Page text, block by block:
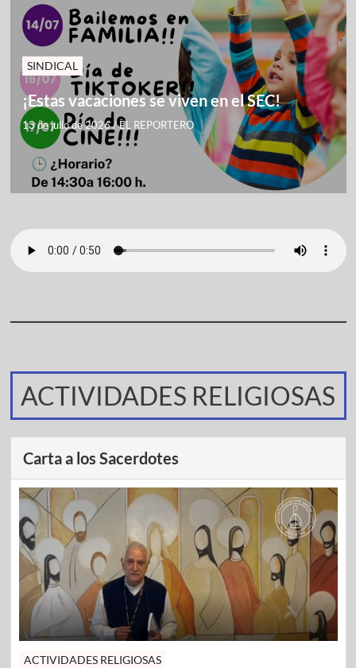
SINDICAL
¡Estas vacaciones se viven en el SEC!
13 de julio de 2026/EL REPORTERO
ACTIVIDADES RELIGIOSAS
Carta a los Sacerdotes
ACTIVIDADES RELIGIOSAS